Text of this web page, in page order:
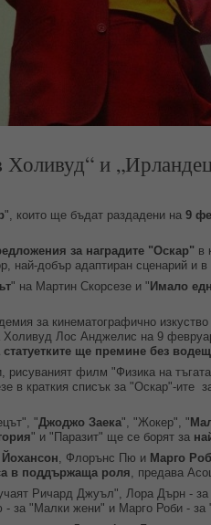
и
", които ще бъдат раздадени на 9
за наградите "Оскар" в
най-добър адаптиран сценарий и в
" на Мартин Скорсезе и " Имало
за кинематографично
Лос Анджелис на 9
ще премине без
рисуваният филм "Физика на
в краткия списък за "Оскар"-ите
"Джоджо Заека", "Жокер", "
" и "Паразит" ще се борят за
, Флорънс Пю и Марго
в поддържаща роля, предава
Ричард Джуъл", Лора Дърн -
за "Малки жени" и Марго Роби - за